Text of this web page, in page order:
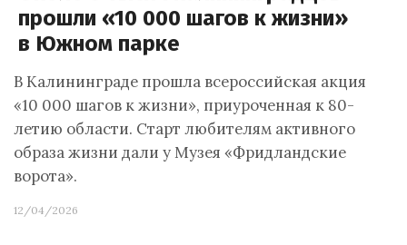
прошли «10 000 шагов к жизни»
в Южном парке
В Калининграде прошла всероссийская акция
«10 000 шагов к жизни», приуроченная к 80-
летию области. Старт любителям активного
образа жизни дали у Музея «Фридландские
ворота».
12/04/2026